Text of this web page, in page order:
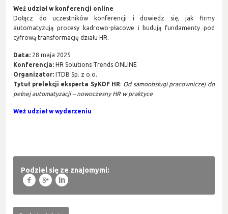
Weź udział w konferencji online
Dołącz do uczestników konferencji i dowiedz się, jak firmy
automatyzują procesy kadrowo-płacowe i budują fundamenty pod
cyfrową transformację działu HR.
Data: 28 maja 2025
Konferencja: HR Solutions Trends ONLINE
Organizator: ITDB Sp. z o.o.
Tytuł prelekcji eksperta SyKOF HR: Od samoobsługi pracowniczej do
pełnej automatyzacji – nowoczesny HR w praktyce
Weź udział w wydarzeniu
Podziel się ze znajomymi:
f g l